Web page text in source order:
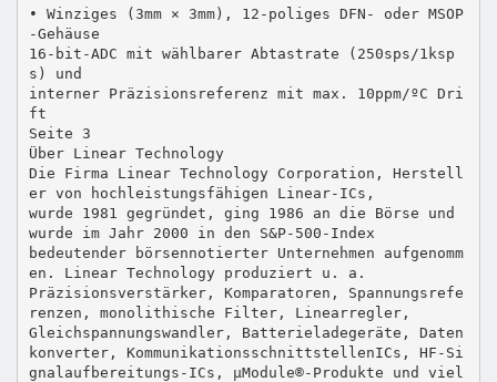
• Winziges (3mm × 3mm), 12-poliges DFN- oder MSOP
-Gehäuse
16-bit-ADC mit wählbarer Abtastrate (250sps/1ksp
s) und
interner Präzisionsreferenz mit max. 10ppm/ºC Dri
ft
Seite 3
Über Linear Technology
Die Firma Linear Technology Corporation, Herstell
er von hochleistungsfähigen Linear-ICs,
wurde 1981 gegründet, ging 1986 an die Börse und
wurde im Jahr 2000 in den S&P-500-Index
bedeutender börsennotierter Unternehmen aufgenomm
en. Linear Technology produziert u. a.
Präzisionsverstärker, Komparatoren, Spannungsrefe
renzen, monolithische Filter, Linearregler,
Gleichspannungswandler, Batterieladegeräte, Daten
konverter, KommunikationsschnittstellenICs, HF-Si
gnalaufbereitungs-ICs, µModule®-Produkte und viel